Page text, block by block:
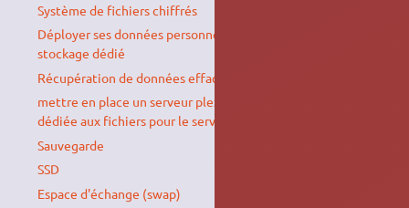
Système de fichiers chiffrés
Déployer ses données personnelles sur un espace de
stockage dédié
Récupération de données effacées : Photorec
mettre en place un serveur plex avec une partition de disque
dédiée aux fichiers pour le serveur plex .
Sauvegarde
SSD
Espace d'échange (swap)